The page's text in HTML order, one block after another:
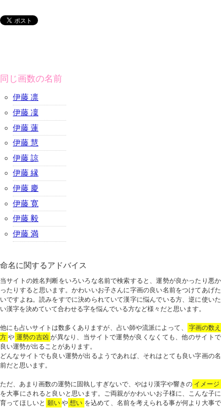
同じ画数の名前
伊藤 凛
伊藤 凜
伊藤 蓮
伊藤 慧
伊藤 諒
伊藤 縁
伊藤 慶
伊藤 寛
伊藤 毅
伊藤 満
命名に関するアドバイス
当サイトの姓名判断をいろいろな名前で検索すると、運勢が良かったり悪か
ったりすると思います。かわいいお子さんに字画の良い名前をつけてあげた
いですよね。読みをすでに決められていて漢字に悩んでいる方、逆に使いた
い漢字を決めていて合わせる字を悩んでいる方など様々だと思います。
他にも占いサイトは数多くありますが、占い師や流派によって、
字画の数え
方 や 運勢の吉凶 が異なり、当サイトで運勢が良くなくても、他のサイトで
良い運勢が出ることがあります。
どんなサイトでも良い運勢が出るようであれば、それはとても良い字画の名
前だと思います。
ただ、あまり画数の運勢に固執しすぎないで、やはり漢字や響きの イメージ
を大事にされると良いと思います。ご両親がかわいいお子様に、こんな子に
育ってほしいと 願い や 想い を込めて、名前を考えられる事が何より大事で